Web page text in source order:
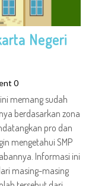
Negeri
0
memang sudah
berdasarkan zona
pro dan
mengetahui SMP
Informasi ini
masing-masing